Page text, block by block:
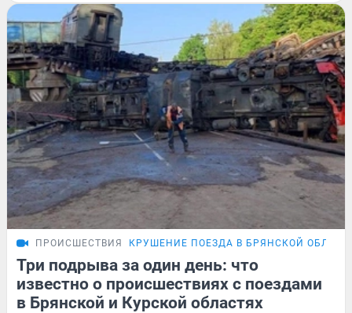
ПРОИСШЕСТВИЯ КРУШЕНИЕ ПОЕЗДА В БРЯНСКОЙ
Три подрыва за один день: что
известно о происшествиях с поездами
в Брянской и Курской областях